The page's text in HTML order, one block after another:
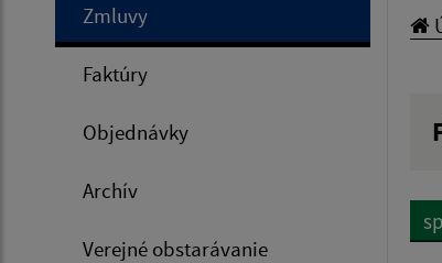
Zmluvy
Faktúry
Objednávky
Archív
Verejné obstarávanie